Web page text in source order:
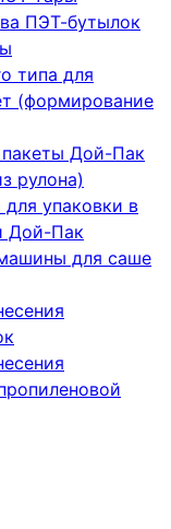
ПЭТ-бутылок
типа для
(формирование
Дой-Пак
рулона)
упаковки в
Дой-Пак
для саше